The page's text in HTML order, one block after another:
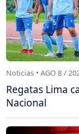
Noticias • AGO 8 /
Regatas Lima
Nacional